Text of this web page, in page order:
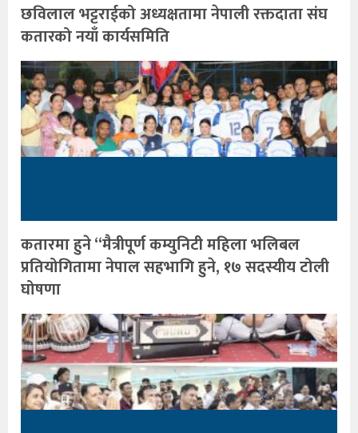
छविलाल भट्टराईको अध्यक्षतामा नेपाली रक्तदाता संघ
कतारको नयाँ कार्यसमिति
कतारमा हुने “मैत्रीपूर्ण कम्युनिटी महिला भलिबल
प्रतियोगितामा नेपाल सहभागि हुने, १७ सदस्यीय टोली
घोषणा